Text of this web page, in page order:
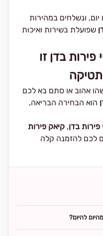
ונשלחים במהירות
שפועלת בשירות ואיכות
בדן זו
אהוב או סתם בא לכם
הוא הבחירה הבריאה,
פירות בדן, קיאק פירות
לכם להזמנה קלה
להיום?